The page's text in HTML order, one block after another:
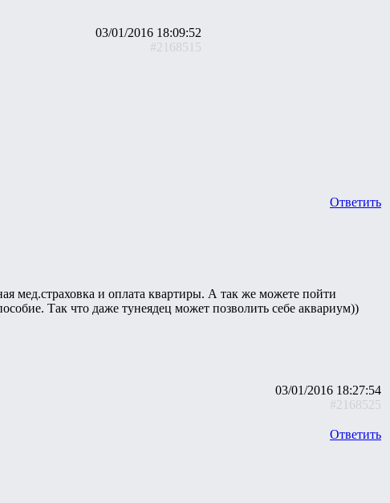
03/01/2016 18:09:52
#2168515
Ответить
мед.страховка и оплата квартиры. А так же можете пойти
Так что даже тунеядец может позволить себе аквариум))
03/01/2016 18:27:54
#2168525
Ответить